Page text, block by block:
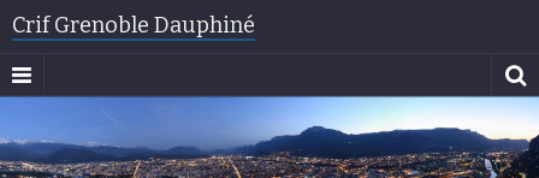
Crif Grenoble Dauphiné